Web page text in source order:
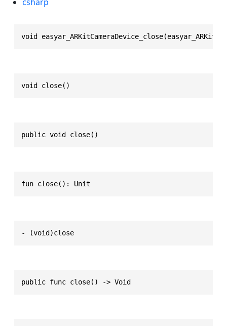
void
void close()
public void close()
fun close(): Unit
- (void)close
public func close() -> Void